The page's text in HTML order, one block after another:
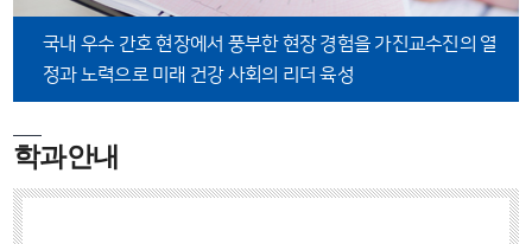
국내 우수 간호 현장에서 풍부한 현장 경험을 가진교수진의 열
정과 노력으로 미래 건강 사회의 리더 육성
학과안내